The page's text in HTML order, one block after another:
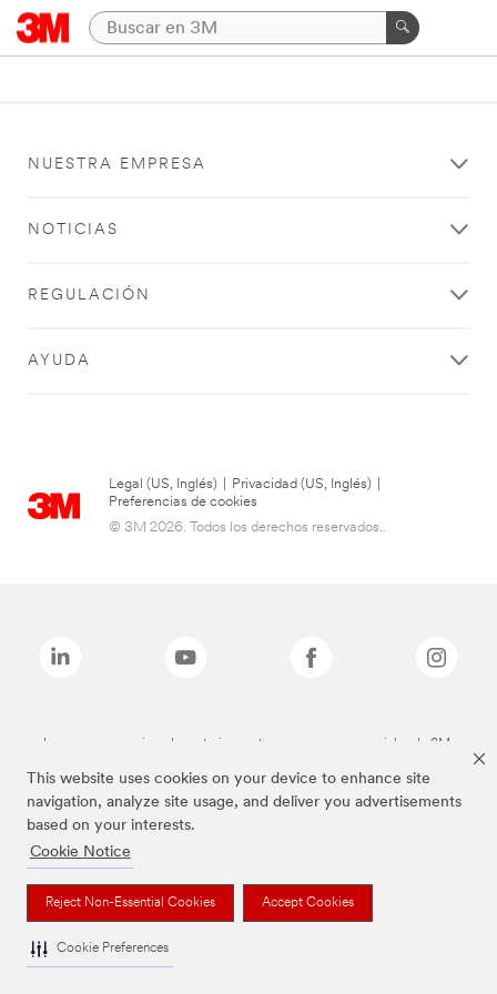
This website uses cookies on your device to enhance site
navigation, analyze site usage, and deliver you advertisements
based on your interests.
Cookie Notice
Reject Non-Essential Cookies Accept Cookies
Cookie Preferences
NUESTRA EMPRESA
NOTICIAS
REGULACIÓN
AYUDA
Legal (US, Inglés) Privacidad (US, Inglés)
Preferencias de cookies
© 3M 2026. Todos los derechos reservados..
Las marcas mencionadas anteriormente son marcas comerciales de 3M.